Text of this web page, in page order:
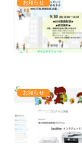
お知らせ
お知らせ